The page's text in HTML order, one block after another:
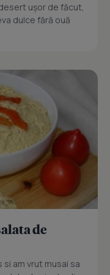
ușor de făcut,
dulce fără ouă
de
am vrut musai sa